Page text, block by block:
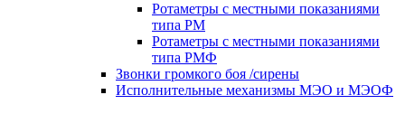
Ротаметры с местными показаниями
типа РМ
Ротаметры с местными показаниями
типа РМФ
Звонки громкого боя /сирены
Исполнительные механизмы МЭО и МЭОФ